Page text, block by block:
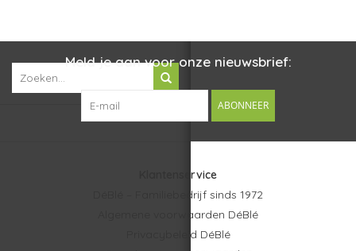
Meld je aan voor onze nieuwsbrief:
ABONNEER
Klantenservice
DéBlé – Familiebedrijf sinds 1972
Algemene voorwaarden DéBlé
Privacybeleid DéBlé